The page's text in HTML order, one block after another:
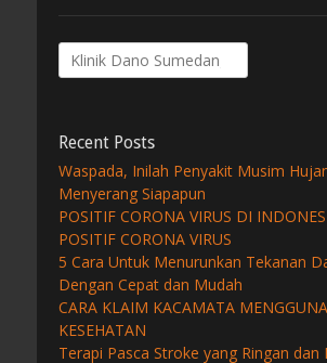
Search
for:
Recent Posts
Waspada, Inilah Penyakit Musim
Menyerang Siapapun
POSITIF CORONA VIRUS DI
POSITIF CORONA VIRUS
5 Cara Untuk Menurunkan Tekanan
Dengan Cepat dan Mudah
CARA KLAIM KACAMATA
KESEHATAN
Terapi Pasca Stroke yang Ringan dan